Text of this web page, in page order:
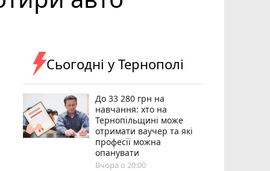
Сьогодні у Тернополі
До 33 280 грн на
навчання: хто на
Тернопільщині може
отримати ваучер та які
професії можна
опанувати
Вчора о 20:00